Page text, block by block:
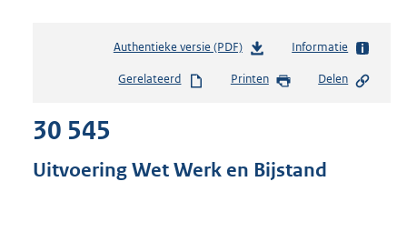
Authentieke versie (PDF)b
s
s
Informatie
Gerelateerd Printen Delen
30 545
Uitvoering Wet Werk en Bijstand